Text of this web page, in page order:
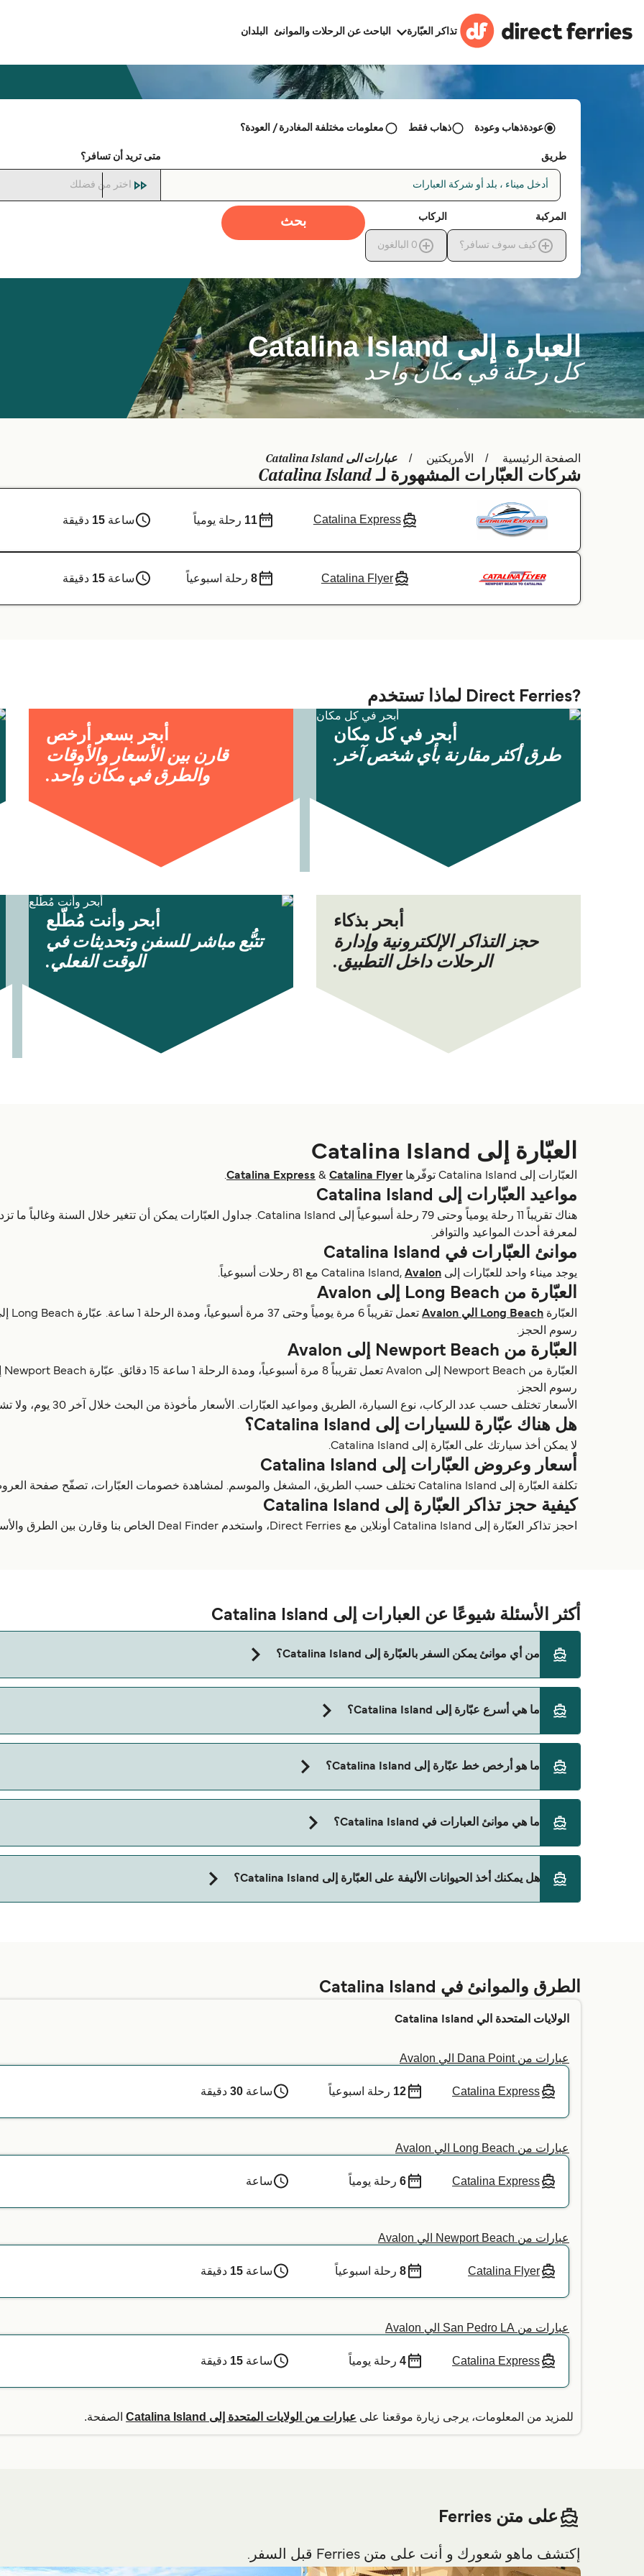
تذاكر العبّارة الباحث عن الرحلات والموانئ البلدان
العبارة إلى Catalina Island
كل رحلة في مكان واحد
عودةذهاب وعودة ذهاب فقط معلومات مختلفة المغادرة / العودة؟
طريق
أدخل ميناء ، بلد أو شركة العبارات
متى تريد أن تسافر؟
اختر من فضلك
المركبة
كيف سوف تسافر؟
الركاب
0 البالغون
بحث
الصفحة الرئيسية الأمريكتين عبارات الى Catalina Island
شركات العبّارات المشهورة لـ Catalina Island
Catalina Express
11 رحلة يومياً ساعة15 دقيقة
Catalina Flyer
8 رحلة اسبوعياً ساعة15 دقيقة
?Direct Ferries لماذا تستخدم
أبحر في كل مكان
طرق أكثر مقارنة بأي شخص آخر.
أبحر بسعر أرخص
قارن بين الأسعار والأوقات
والطرق في مكان واحد.
أبحر بذكاء
حجز التذاكر الإلكترونية وإدارة
الرحلات داخل التطبيق.
أبحر وأنت مُطّلع
تتبُّع مباشر للسفن وتحديثات في
الوقت الفعلي.
العبّارة إلى Catalina Island
العبّارات إلى Catalina Island توفّرها Catalina Express & Catalina Flyer
.
مواعيد العبّارات إلى Catalina Island
لمعرفة أحدث المواعيد والتوافر.
موانئ العبّارات في Catalina Island
يوجد ميناء واحد للعبّارات إلى Catalina Island, Avalon مع 81 رحلات أسبوعياً.
العبّارة من Long Beach إلى Avalon
العبّارة Long Beach الي Avalon
رسوم الحجز.
العبّارة من Newport Beach إلى Avalon
رسوم الحجز.
الأسعار تختلف حسب عدد الركاب، نوع السيارة، الطريق ومواعيد العبّارات. الأسعار مأخوذة من البحث خلال آخر 30 يوم، ولا تشمل رسوم الخدمة، وآخر تحديث كان أغسطس 26.
هل هناك عبّارة للسيارات إلى Catalina Island؟
لا يمكن أخذ سيارتك على العبّارة إلى Catalina Island.
أسعار وعروض العبّارات إلى Catalina Island
تكلفة العبّارة إلى Catalina Island تختلف حسب الطريق، المشغل والموسم. لمشاهدة خصومات العبّارات، تصفّح صفحة العروض الخاصة بنا.
كيفية حجز تذاكر العبّارة إلى Catalina Island
احجز تذاكر العبّارة إلى Catalina Island أونلاين مع Direct Ferries، واستخدم Deal Finder الخاص بنا وقارن بين الطرق والأسعار والمشغلين للحصول على أفضل العروض.
أكثر الأسئلة شيوعًا عن العبارات إلى Catalina Island
من أي موانئ يمكن السفر بالعبّارة إلى Catalina Island؟
الفيري المتجهة إلى Catalina Island تنطلق من:
Newport Beach
ما هي أسرع عبّارة إلى Catalina Island؟
أسرع رحلة بالعبّارة إلى Catalina Island هي عبر خط Long Beach الي Avalon، وتستغرق تقريبًا 1 ساعة.
ما هو أرخص خط عبّارة إلى Catalina Island؟
ما هي موانئ العبارات في Catalina Island؟
موانئ العبارات في Catalina Island:
هل يمكنك أخذ الحيوانات الأليفة على العبّارة إلى Catalina Island؟
الطرق والموانئ في Catalina Island
الولايات المتحدة الي Catalina Island
عبارات من Dana Point الي Avalon
Catalina Express
12 رحلة اسبوعياً ساعة 30دقيقة
عبارات من Long Beach الي Avalon
Catalina Express
6رحلة يومياً ساعة
عبارات من Newport Beach الي Avalon
Catalina Flyer
8رحلة اسبوعياً ساعة 15 دقيقة
عبارات من San Pedro LA الي Avalon
Catalina Express
4رحلة يومياً ساعة 15 دقيقة
للمزيد من المعلومات، يرجى زيارة موقعنا على عبارات من الولايات المتحدة إلى Catalina Island الصفحة.
على متن Ferries
إكتشف ماهو شعورك و أنت على متن Ferries قبل السفر.